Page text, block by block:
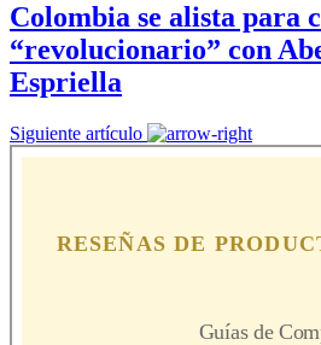
Colombia se alista para
“revolucionario” con
Espriella
Siguiente artículo